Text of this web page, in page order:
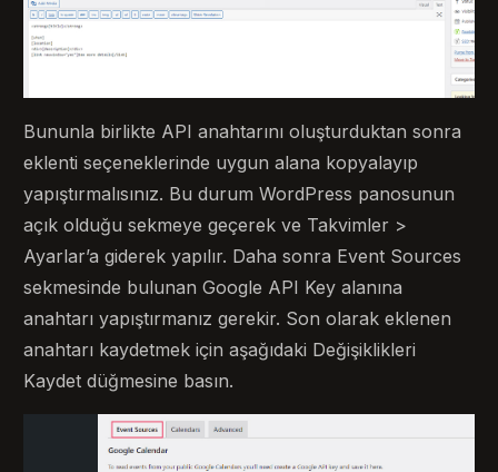
Bununla birlikte API anahtarını oluşturduktan sonra
eklenti seçeneklerinde uygun alana kopyalayıp
yapıştırmalısınız. Bu durum WordPress panosunun
açık olduğu sekmeye geçerek ve Takvimler >
Ayarlar’a giderek yapılır. Daha sonra Event Sources
sekmesinde bulunan Google API Key alanına
anahtarı yapıştırmanız gerekir. Son olarak eklenen
anahtarı kaydetmek için aşağıdaki Değişiklikleri
Kaydet düğmesine basın.